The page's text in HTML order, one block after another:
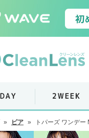
» ピア » トパーズ ワンデ